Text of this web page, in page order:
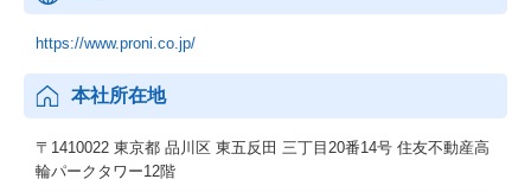
https://www.proni.co.jp/
本社所在地
〒1410022 東京都 品川区 東五反田 三丁目20番14号 住友不動産高
輪パークタワー12階